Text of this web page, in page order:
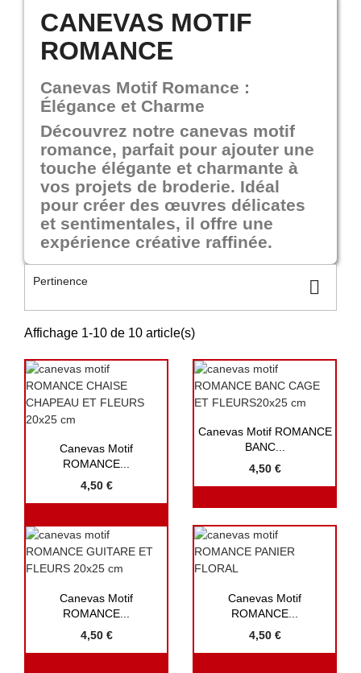
CANEVAS MOTIF
ROMANCE
Canevas Motif Romance :
Élégance et Charme
Découvrez notre canevas motif
romance, parfait pour ajouter une
touche élégante et charmante à
vos projets de broderie. Idéal
pour créer des œuvres délicates
et sentimentales, il offre une
expérience créative raffinée.
Pertinence 
Affichage 1-10 de 10 article(s)
 Aperçu rapide
Canevas Motif
ROMANCE...
4,50 €
 Aperçu rapide
Canevas Motif ROMANCE
BANC...
4,50 €
 Aperçu rapide
Canevas Motif
ROMANCE...
4,50 €
 Aperçu rapide
Canevas Motif
ROMANCE...
4,50 €